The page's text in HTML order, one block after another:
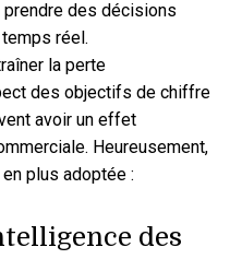
prendre des décisions
réel.
la perte
des objectifs de chiffre
avoir un effet
Heureusement,
plus adoptée :
des